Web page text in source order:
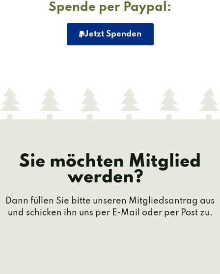
Spende per Paypal:
Jetzt Spenden
Sie möchten Mitglied
werden?
Dann füllen Sie bitte unseren Mitgliedsantrag aus
und schicken ihn uns per E-Mail oder per Post zu.